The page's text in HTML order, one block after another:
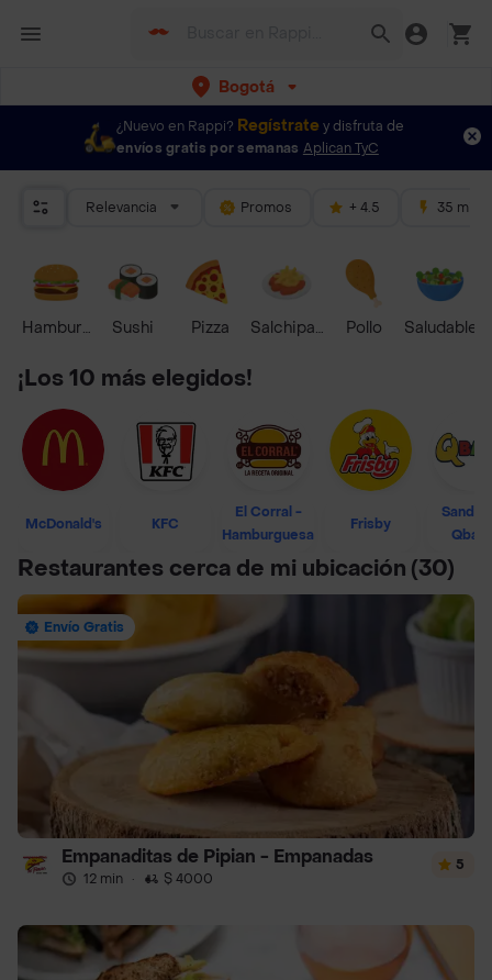
Bogotá
¿Nuevo en Rappi? Regístrate y disfruta de
envíos gratis por semanas Aplican TyC
Relevancia Promos + 4.5 35 mins
HamburguesaSushi Pizza Salchipapas Pollo Saludable
¡Los 10 más elegidos!
McDonald's KFC
El Corral -
Hamburguesa
Frisby
Restaurantes cerca de mi ubicación (30)
Envío Gratis
Empanaditas de Pipian - Empanadas
12 min · $ 4000
5